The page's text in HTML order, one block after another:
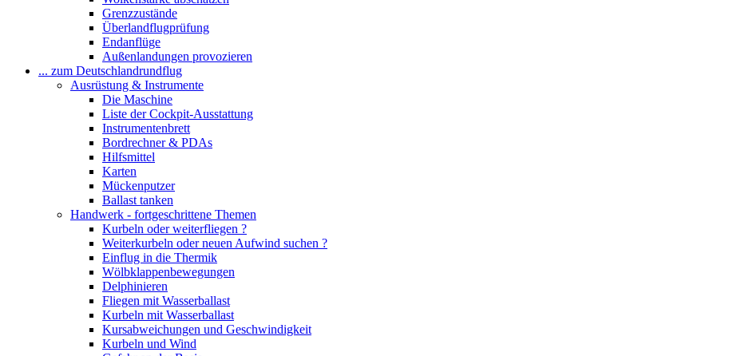
Grenzzustände
Überlandflugprüfung
Endanflüge
Außenlandungen provozieren
... zum Deutschlandrundflug
Ausrüstung & Instrumente
Die Maschine
Liste der Cockpit-Ausstattung
Instrumentenbrett
Bordrechner & PDAs
Hilfsmittel
Karten
Mückenputzer
Ballast tanken
Handwerk - fortgeschrittene Themen
Kurbeln oder weiterfliegen ?
Weiterkurbeln oder neuen Aufwind suchen ?
Einflug in die Thermik
Wölbklappenbewegungen
Delphinieren
Fliegen mit Wasserballast
Kurbeln mit Wasserballast
Kursabweichungen und Geschwindigkeit
Kurbeln und Wind